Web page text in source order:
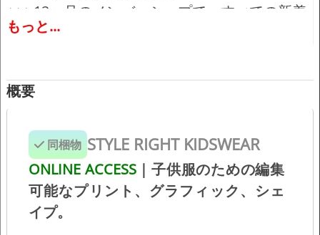
+++ 12ヶ月のメンバーシップで、すべての新着
情報にアクセスできます。
にアクセスできます。
+++ すべてのアートワーク、CAD、グラフィッ
料でご利用いただけます。
+++ 最新レポートまたはアーカイブ・レポート
から、最大50ページのアートワークを自由にダ
ウンロードできます。
ベクター編集可能なAI/EPSファイルとして
もっと...
概要
同梱物 STYLE RIGHT KIDSWEAR
ONLINE ACCESS｜子供服のための編集
可能なプリント、グラフィック、シェ
イプ。